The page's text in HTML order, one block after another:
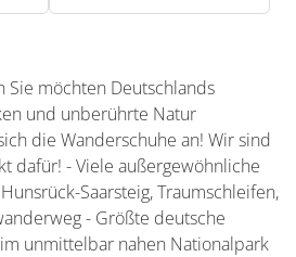
Sie möchten Deutschlands
und unberührte Natur
die Wanderschuhe an! Wir sind
dafür! - Viele außergewöhnliche
Saarsteig, Traumschleifen,
- Größte deutsche
unmittelbar nahen Nationalpark